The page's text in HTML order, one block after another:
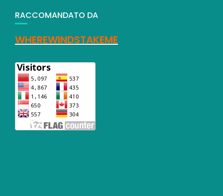
RACCOMANDATO DA
WHEREWINDSTAKEME